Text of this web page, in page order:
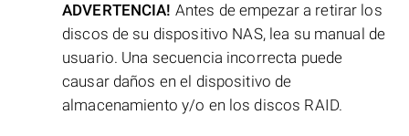
ADVERTENCIA! Antes de empezar a retirar los
discos de su dispositivo NAS, lea su manual de
usuario. Una secuencia incorrecta puede
causar daños en el dispositivo de
almacenamiento y/o en los discos RAID.